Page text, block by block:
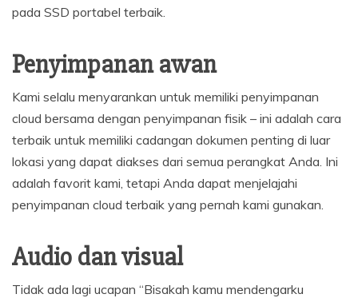
pada SSD portabel terbaik.
Penyimpanan awan
Kami selalu menyarankan untuk memiliki penyimpanan
cloud bersama dengan penyimpanan fisik – ini adalah cara
terbaik untuk memiliki cadangan dokumen penting di luar
lokasi yang dapat diakses dari semua perangkat Anda. Ini
adalah favorit kami, tetapi Anda dapat menjelajahi
penyimpanan cloud terbaik yang pernah kami gunakan.
Audio dan visual
Tidak ada lagi ucapan “Bisakah kamu mendengarku